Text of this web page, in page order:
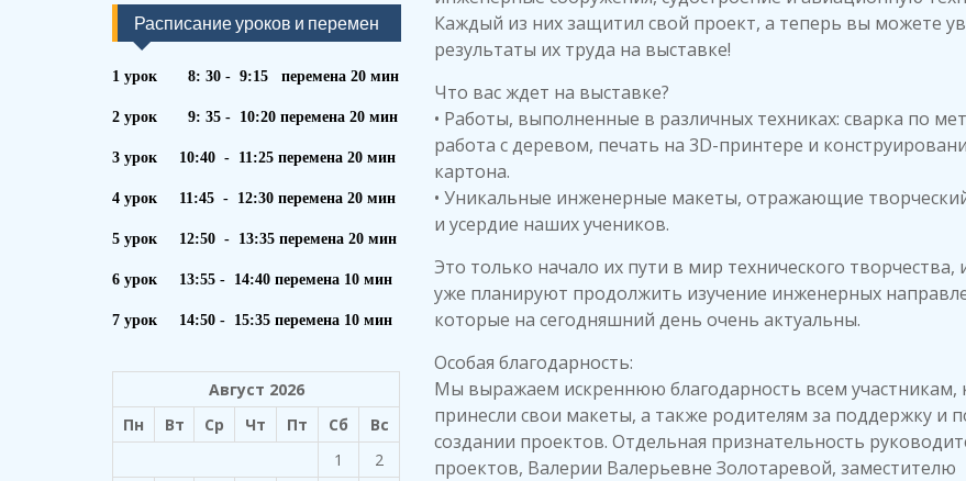
Каждый из них защитил свой проект, а теперь вы можете
результаты их труда на выставке!
Что вас ждет на выставке?
• Работы, выполненные в различных техниках: сварка по
работа с деревом, печать на 3D-принтере и
картона.
• Уникальные инженерные макеты, отражающие
и усердие наших учеников.
Это только начало их пути в мир технического творчества,
уже планируют продолжить изучение инженерных
которые на сегодняшний день очень актуальны.
Особая благодарность:
Мы выражаем искреннюю благодарность всем участникам,
принесли свои макеты, а также родителям за поддержку и
создании проектов. Отдельная признательность
проектов, Валерии Валерьевне Золотаревой, заместителю
Расписание уроков и перемен
1 урок 8: 30 - 9:15 перемена 20 мин
2 урок 9: 35 - 10:20 перемена 20 мин
3 урок 10:40 - 11:25 перемена 20 мин
4 урок 11:45 - 12:30 перемена 20 мин
5 урок 12:50 - 13:35 перемена 20 мин
6 урок 13:55 - 14:40 перемена 10 мин
7 урок 14:50 - 15:35 перемена 10 мин
Август 2026
Пн
Вт Ср Чт Пт Сб
Вс
1
2